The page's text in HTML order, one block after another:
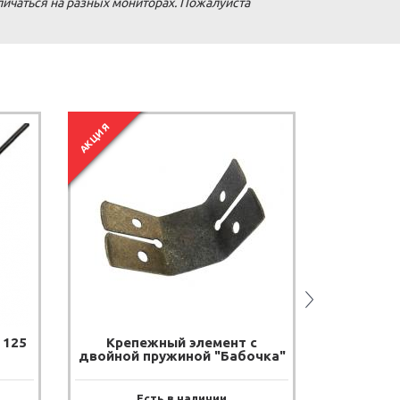
АКЦИЯ
Крепежный элемент с
двойной пружиной "Бабочка"